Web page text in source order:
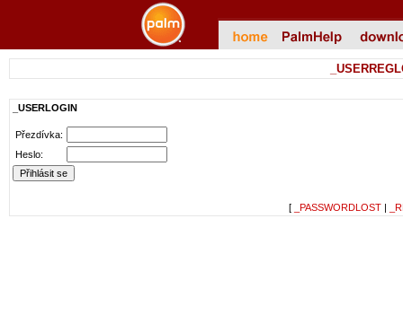
_USERLOGIN
Přezdívka:
Heslo:
[ _PASSWORDLOST |